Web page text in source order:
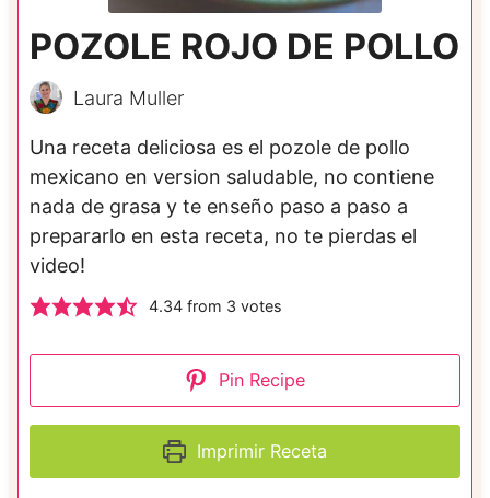
POZOLE ROJO DE POLLO
Laura Muller
Una receta deliciosa es el pozole de pollo
mexicano en version saludable, no contiene
nada de grasa y te enseño paso a paso a
prepararlo en esta receta, no te pierdas el
video!
4.34from 3 votes
Pin Recipe
Imprimir Receta